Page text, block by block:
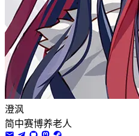
澄沨
简中赛博养老人